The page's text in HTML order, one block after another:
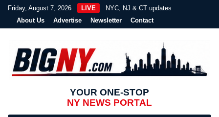
Friday, August 7, 2026 LIVE
NYC, NJ & CT updates
About Us
Advertise Newsletter Contact
YOUR ONE-STOP
NY NEWS PORTAL